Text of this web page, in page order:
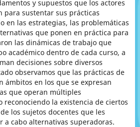
y supuestos que los actores
para sustentar sus prácticas
en las estrategias, las problemáticas
que ponen en práctica para
las dinámicas de trabajo que
académico dentro de cada curso, a
decisiones sobre diversos
observamos que las prácticas de
ámbitos en los que se expresan
que operan múltiples
reconociendo la existencia de ciertos
los sujetos docentes que les
a cabo alternativas superadoras.